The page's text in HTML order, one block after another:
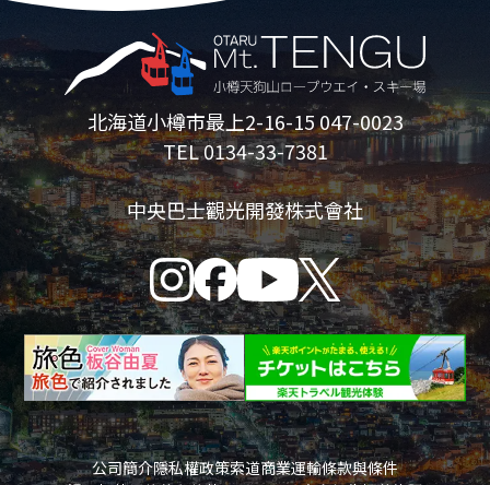
北海道小樽市最上2-16-15 047-0023
TEL 0134-33-7381
中央巴士觀光開發株式會社
公司簡介隱私權政策索道商業運輸條款與條件